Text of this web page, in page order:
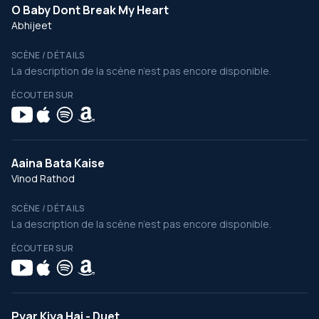
O Baby Dont Break My Heart
Abhijeet
SCÈNE / DÉTAILS
La description de la scène n’est pas encore disponible.
ÉCOUTER SUR
Aaina Bata Kaise
Vinod Rathod
SCÈNE / DÉTAILS
La description de la scène n’est pas encore disponible.
ÉCOUTER SUR